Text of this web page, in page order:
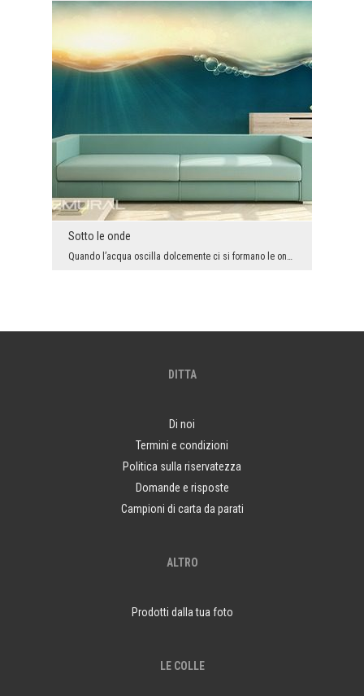
Sotto le onde
Quando l’acqua oscilla dolcemente ci si formano le onde che le danno il fascino. Tuttavia, non tu...
DITTA
Di noi
Termini e condizioni
Politica sulla riservatezza
Domande e risposte
Campioni di carta da parati
ALTRO
Prodotti dalla tua foto
LE COLLE